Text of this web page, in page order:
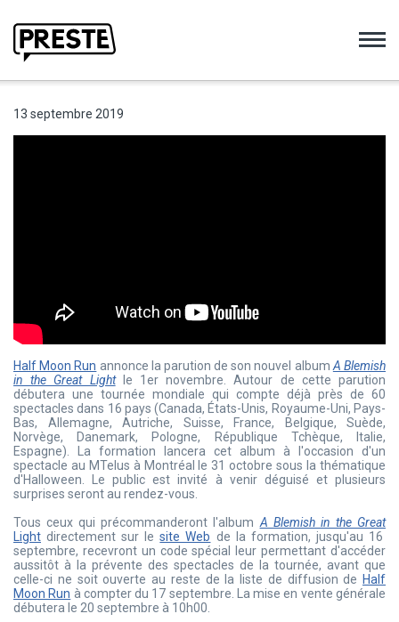
13 septembre 2019
Half Moon Run annonce la parution de son nouvel album A Blemish
in the Great Lightle 1er novembre. Autour de cette parution
débutera une tournée mondiale qui compte déjà près de 60
spectacles dans 16 pays (Canada, États-Unis, Royaume-Uni, Pays-
Bas, Allemagne, Autriche, Suisse, France, Belgique, Suède,
Norvège, Danemark, Pologne, République Tchèque, Italie,
Espagne). La formation lancera cet album à l'occasion d'un
spectacle au MTelus à Montréal le 31 octobre sous la thématique
d'Halloween. Le public est invité à venir déguisé et plusieurs
surprises seront au rendez-vous.
Tous ceux qui précommanderont l'album A Blemish in the Great
Light directement sur lesite Web de la formation, jusqu'au 16
septembre, recevront un code spécial leur permettant d'accéder
aussitôt à la prévente des spectacles de la tournée, avant que
celle-ci ne soit ouverte au reste de la liste de diffusion de Half
Moon Run à compter du 17 septembre. La mise en vente générale
débutera le 20 septembre à 10h00.